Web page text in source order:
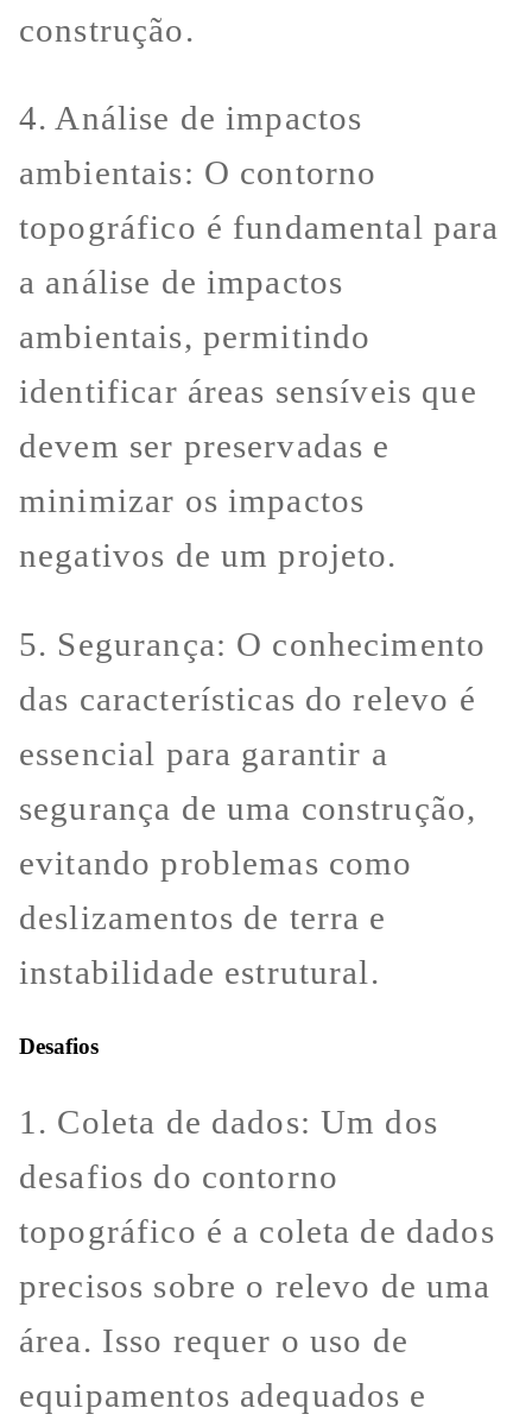
construção.
4. Análise de impactos
ambientais: O contorno
topográfico é fundamental para
a análise de impactos
ambientais, permitindo
identificar áreas sensíveis que
devem ser preservadas e
minimizar os impactos
negativos de um projeto.
5. Segurança: O conhecimento
das características do relevo é
essencial para garantir a
segurança de uma construção,
evitando problemas como
deslizamentos de terra e
instabilidade estrutural.
Desafios
1. Coleta de dados: Um dos
desafios do contorno
topográfico é a coleta de dados
precisos sobre o relevo de uma
área. Isso requer o uso de
equipamentos adequados e